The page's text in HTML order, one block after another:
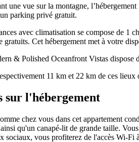
une vue sur la montagne,
parking privé gratuit.
avec climatisation se compose de 1
gratuits. Cet hébergement met à votre
& Polished Oceanfront Vistas dispose
11 km et 22 km de ces
sur l'hébergement
chez vous dans cet appartement
qu'un canapé-lit de grande taille.
sociaux, vous profiterez de l'accès Wi-Fi